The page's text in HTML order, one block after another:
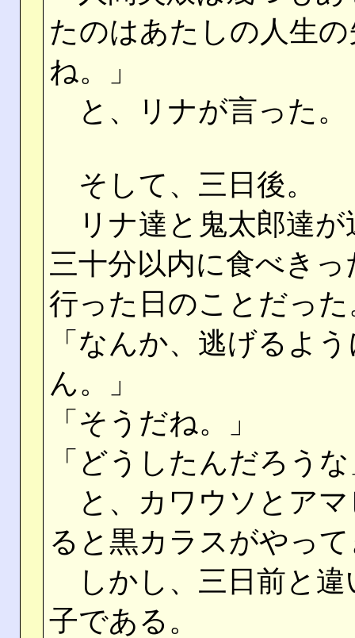
たのはあたしの人生
ね。」
と、リナが言った。
そして、三日後。
リナ達と鬼太郎達が
三十分以内に食べき
行った日のことだった
「なんか、逃げるよ
ん。」
「そうだね。」
「どうしたんだろう
と、カワウソとアマ
ると黒カラスがやっ
しかし、三日前と違
子である。